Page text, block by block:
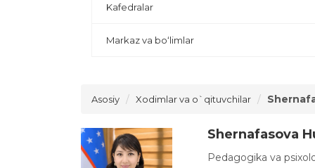
Kafedralar
Markaz va bo‘limlar
Asosiy Xodimlar va o`qituvchilar
Shernafasova
Pedagogika va